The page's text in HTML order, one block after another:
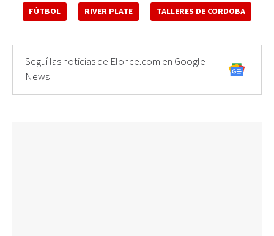
FÚTBOL RIVER PLATE TALLERES DE CORDOBA
Seguí las noticias de Elonce.com en Google
News